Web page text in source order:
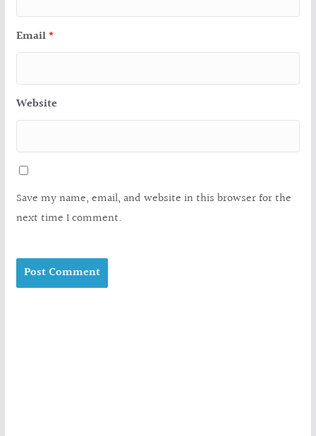
Email *
Website
Save my name, email, and website in this browser for the
next time I comment.